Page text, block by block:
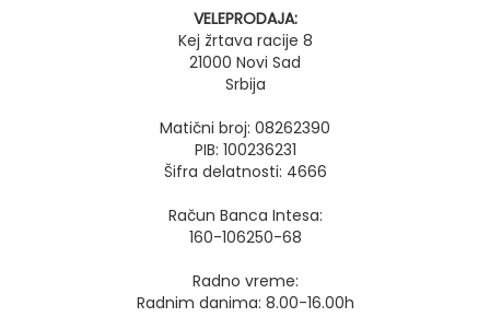
VELEPRODAJA:
Kej žrtava racije 8
21000 Novi Sad
Srbija
Matični broj: 08262390
PIB: 100236231
Šifra delatnosti: 4666
Račun Banca Intesa:
160-106250-68
Radno vreme:
Radnim danima: 8.00-16.00h